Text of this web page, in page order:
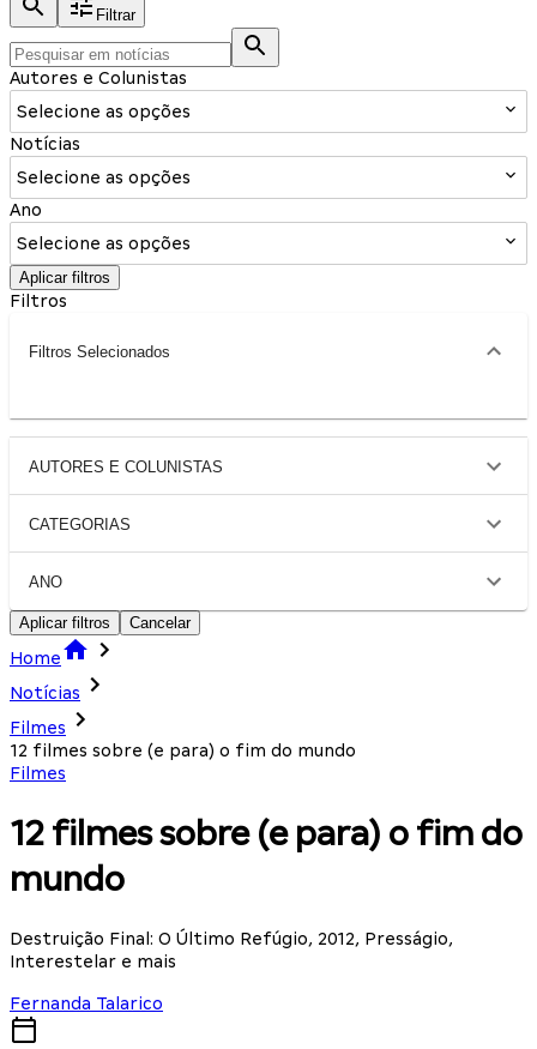
Filtrar
Autores e Colunistas
Selecione as opções
Notícias
Selecione as opções
Ano
Selecione as opções
Aplicar filtros
Filtros
Filtros Selecionados
AUTORES E COLUNISTAS
CATEGORIAS
ANO
Aplicar filtros Cancelar
Home
Notícias
Filmes
12 filmes sobre (e para) o fim do mundo
Filmes
12 filmes sobre (e para) o fim do
mundo
Destruição Final: O Último Refúgio, 2012, Presságio,
Interestelar e mais
Fernanda Talarico